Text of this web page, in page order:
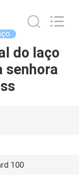
do laço
senhora
100